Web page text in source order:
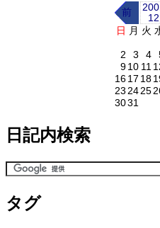
前
日 月 火
2
3 4
910 11
1617 18
23 2425
3031
日記内検索
タグ